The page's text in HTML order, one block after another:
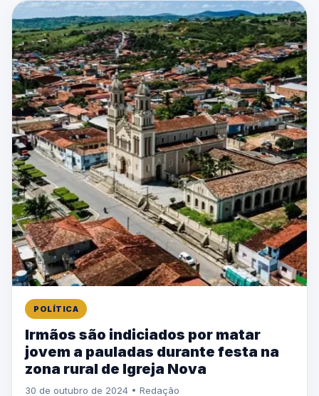
POLÍTICA
Irmãos são indiciados por matar
jovem a pauladas durante festa na
zona rural de Igreja Nova
30 de outubro de 2024 • Redação